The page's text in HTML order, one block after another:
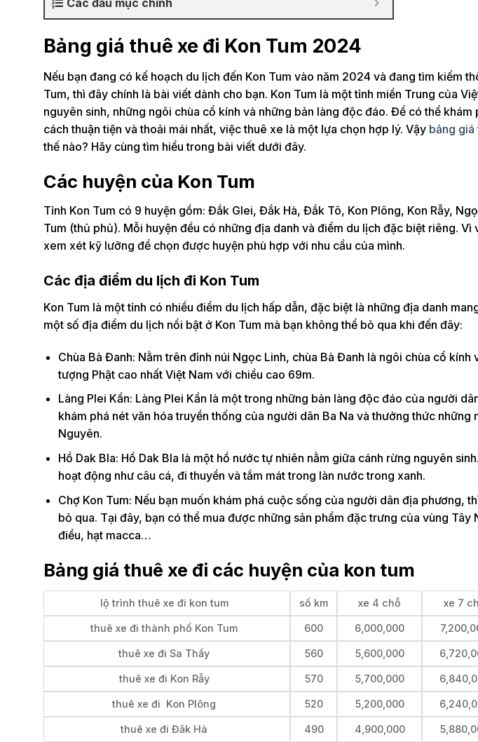
Các đầu mục chính
Bảng giá thuê xe đi Kon Tum 2024
Nếu bạn đang có kế hoạch du lịch đến Kon Tum vào năm 2024 và đang tìm kiếm
Tum, thì đây chính là bài viết dành cho bạn. Kon Tum là một tỉnh miền Trung của
nguyên sinh, những ngôi chùa cổ kính và những bản làng độc đáo. Để có thể
cách thuận tiện và thoải mái nhất, việc thuê xe là một lựa chọn hợp lý. Vậy bảng giá
thế nào? Hãy cùng tìm hiểu trong bài viết dưới đây.
Các huyện của Kon Tum
Tỉnh Kon Tum có 9 huyện gồm: Đắk Glei, Đắk Hà, Đắk Tô, Kon Plông, Kon Rẫy,
Tum (thủ phủ). Mỗi huyện đều có những địa danh và điểm du lịch đặc biệt riêng. Vì
xem xét kỹ lưỡng để chọn được huyện phù hợp với nhu cầu của mình.
Các địa điểm du lịch đi Kon Tum
Kon Tum là một tỉnh có nhiều điểm du lịch hấp dẫn, đặc biệt là những địa danh
một số địa điểm du lịch nổi bật ở Kon Tum mà bạn không thể bỏ qua khi đến đây:
Chùa Bà Đanh: Nằm trên đỉnh núi Ngọc Linh, chùa Bà Đanh là ngôi chùa cổ kính
tượng Phật cao nhất Việt Nam với chiều cao 69m.
Làng Plei Kần: Làng Plei Kần là một trong những bản làng độc đáo của người
khám phá nét văn hóa truyền thống của người dân Ba Na và thưởng thức những
Nguyên.
Hồ Dak Bla: Hồ Dak Bla là một hồ nước tự nhiên nằm giữa cánh rừng nguyên
hoạt động như câu cá, đi thuyền và tắm mát trong làn nước trong xanh.
Chợ Kon Tum: Nếu bạn muốn khám phá cuộc sống của người dân địa phương,
bỏ qua. Tại đây, bạn có thể mua được những sản phẩm đặc trưng của vùng
điều, hạt macca…
Bảng giá thuê xe đi các huyện của kon tum
lộ trình thuê xe đi kon tum số km xe 4 chỗ xe 7
thuê xe đi thành phố Kon Tum 600 6,000,000
thuê xe đi Sa Thầy 560 5,600,000
thuê xe đi Kon Rẫy 570 5,700,000
thuê xe đi Kon Plông 520 5,200,000
thuê xe đi Đăk Hà 490 4,900,000